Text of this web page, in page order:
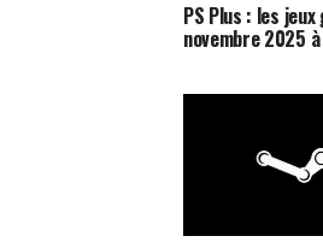
PS Plus : les
novembre 2025